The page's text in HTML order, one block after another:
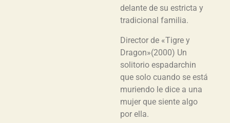
delante de su estricta y
tradicional familia.
Director de «Tigre y
Dragon»(2000) Un
solitorio espadarchin
que solo cuando se está
muriendo le dice a una
mujer que siente algo
por ella.